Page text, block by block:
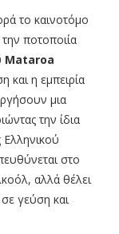
το καινοτόμο
ποτοποιία
Mataroa
και η εμπειρία
μια
την ίδια
στο
αλλά θέλει
γεύση και